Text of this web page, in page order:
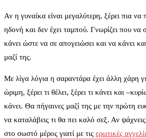
Αν η γυναίκα είναι μεγαλύτερη, ξέρει πια
ηδονή και δεν έχει ταμπού. Γνωρίζει που να
κάνει ώστε να σε απογειώσει και να κάνει
μαζί της.
Με λίγα λόγια η σαραντάρα έχει άλλη χάρη
ώριμη, ξέρει τι θέλει, ξέρει τι κάνει και
κάνει. Θα πήγαινες μαζί της με την πρώτη
να καταλάβεις τι θα πει καλό σεξ. Αν ψάχνεις
στο σωστό μέρος γιατί με τις ερωτικές